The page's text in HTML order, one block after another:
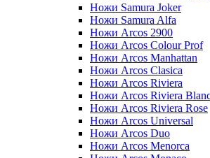
Ножи Samura Joker
Ножи Samura Alfa
Ножи Arcos 2900
Ножи Arcos Colour Prof
Ножи Arcos Manhattan
Ножи Arcos Clasica
Ножи Arcos Riviera
Ножи Arcos Riviera
Ножи Arcos Riviera Rose
Ножи Arcos Universal
Ножи Arcos Duo
Ножи Arcos Menorca